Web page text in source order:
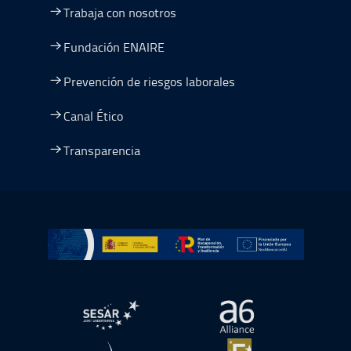
Trabaja con nosotros
Fundación ENAIRE
Prevención de riesgos laborales
Canal Ético
Transparencia
Ir a Plan de Recuperación, Transformación y
abre en ventana nueva abre en ventana